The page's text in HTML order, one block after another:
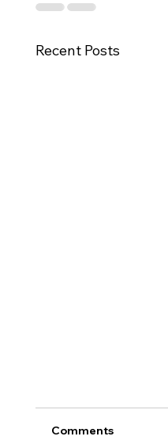
Recent Posts
오늘날 성도로
Comments